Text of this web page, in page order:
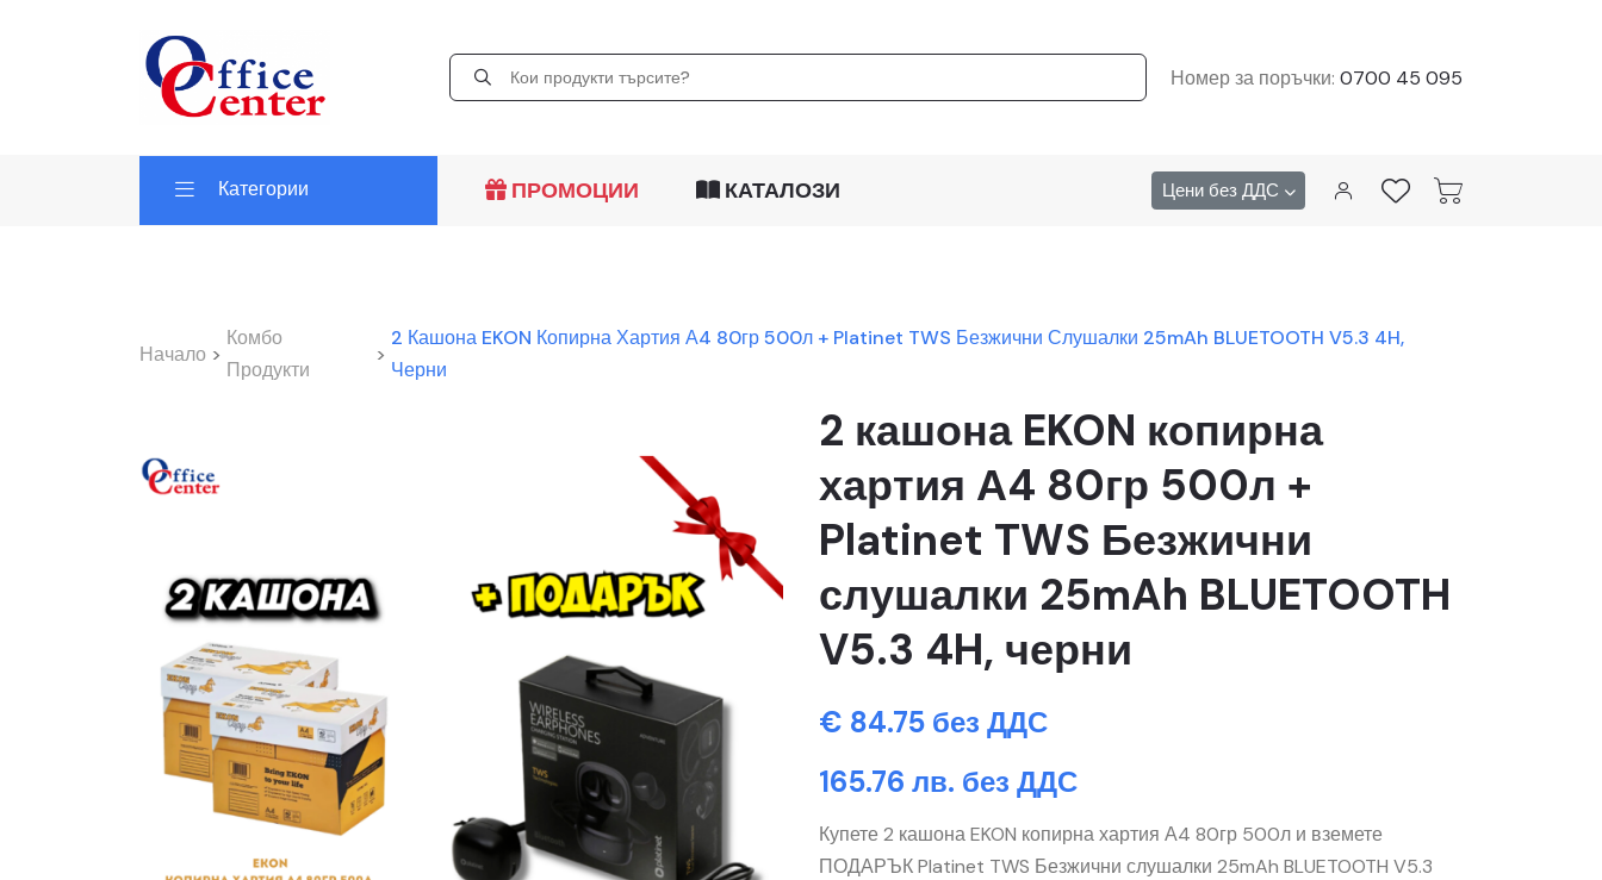
Номер за поръчки: 0700 45 095
Категории ПРОМОЦИИ КАТАЛОЗИ Цени без ДДС
Начало >
Комбо
Продукти
>
2 Кашона EKON Копирна Хартия А4 80гр 500л + Platinet TWS Безжични Слушалки 25mAh BLUETOOTH V5.3 4H,
Черни
2 кашона EKON копирна
хартия А4 80гр 500л +
Platinet TWS Безжични
слушалки 25mAh BLUETOOTH
V5.3 4H, черни
€ 84.75 без ДДС
165.76 лв. без ДДС
Купете 2 кашона EKON копирна хартия А4 80гр 500л и вземете
ПОДАРЪК Platinet TWS Безжични слушалки 25mAh BLUETOOTH V5.3